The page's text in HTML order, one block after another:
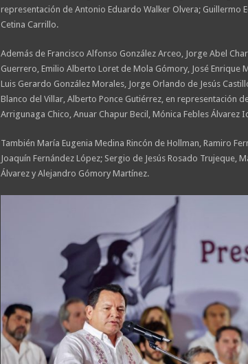
representación de Antonio Eduardo Walker Olvera; Guillermo
Cetina Carrillo.
Además de Francisco Alfonso González Arceo, Jorge Abel
Guerrero, Emilio Alberto Loret de Mola Gómory, José Enrique
Luis Gerardo González Morales, Jorge Orlando de Jesús
Blanco del Villar, Alberto Ponce Gutiérrez, en representación
Arrigunaga Chico, Anuar Chapur Becil, Mónica Febles Álvarez
También María Eugenia Medina Rincón de Hollman, Ramiro
Joaquín Fernández López; Sergio de Jesús Rosado Trujeque,
Álvarez y Alejandro Gómory Martínez.